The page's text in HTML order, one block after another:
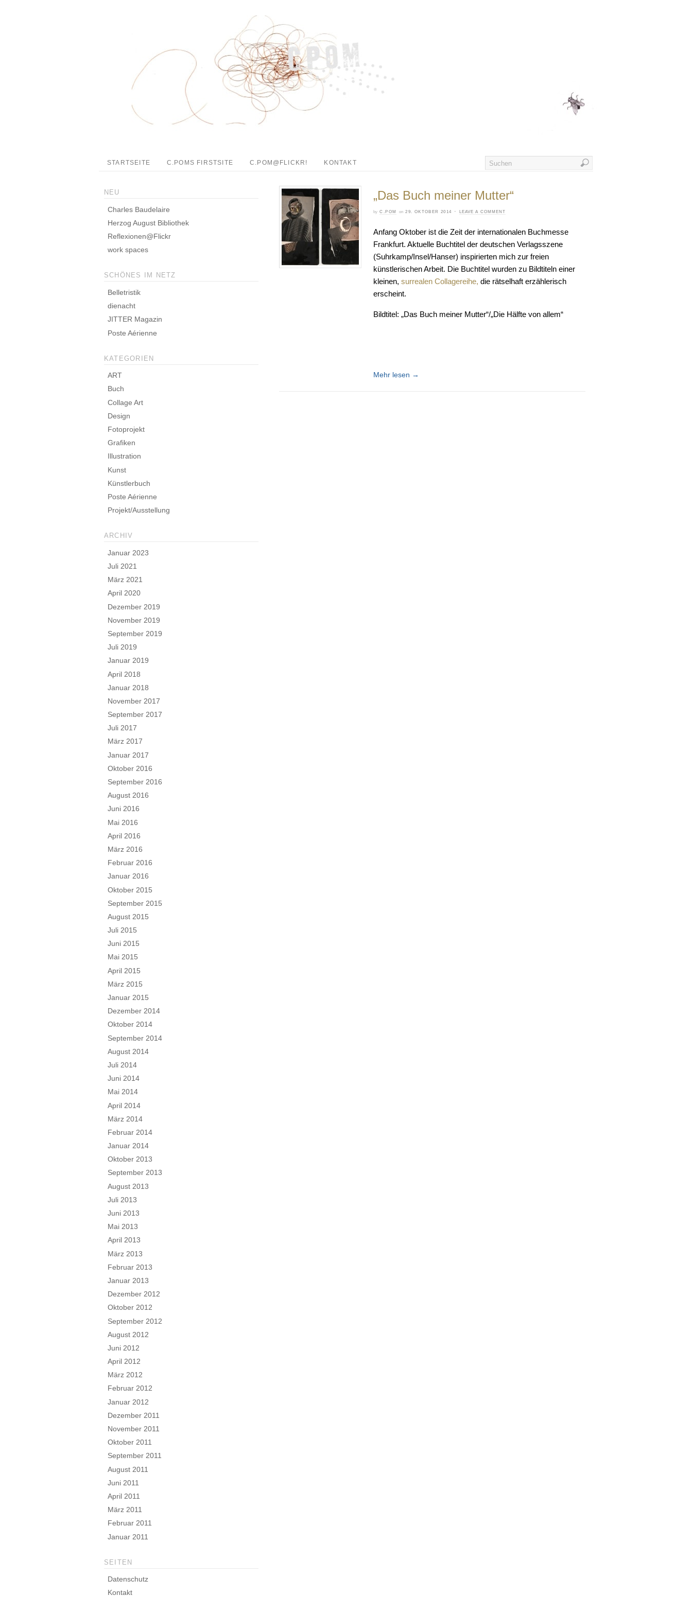
STARTSEITE C.POMS FIRSTSITE C.POM@FLICKR! KONTAKT
„Das Buch meiner Mutter“
by C.POM on 29. OKTOBER 2014 · LEAVE A COMMENT
Anfang Oktober ist die Zeit der internationalen Buchmesse
Frankfurt. Aktuelle Buchtitel der deutschen Verlagsszene
(Suhrkamp/Insel/Hanser) inspirierten mich zur freien
künstlerischen Arbeit. Die Buchtitel wurden zu Bildtiteln einer
kleinen, surrealen Collagereihe, die rätselhaft erzählerisch
erscheint.
Bildtitel: „Das Buch meiner Mutter“/„Die Hälfte von allem“
Mehr lesen →
NEU
Charles Baudelaire
Herzog August Bibliothek
Reflexionen@Flickr
work spaces
SCHÖNES IM NETZ
Belletristik
dienacht
JITTER Magazin
Poste Aérienne
KATEGORIEN
ART
Buch
Collage Art
Design
Fotoprojekt
Grafiken
Illustration
Kunst
Künstlerbuch
Poste Aérienne
Projekt/Ausstellung
ARCHIV
Januar 2023
Juli 2021
März 2021
April 2020
Dezember 2019
November 2019
September 2019
Juli 2019
Januar 2019
April 2018
Januar 2018
November 2017
September 2017
Juli 2017
März 2017
Januar 2017
Oktober 2016
September 2016
August 2016
Juni 2016
Mai 2016
April 2016
März 2016
Februar 2016
Januar 2016
Oktober 2015
September 2015
August 2015
Juli 2015
Juni 2015
Mai 2015
April 2015
März 2015
Januar 2015
Dezember 2014
Oktober 2014
September 2014
August 2014
Juli 2014
Juni 2014
Mai 2014
April 2014
März 2014
Februar 2014
Januar 2014
Oktober 2013
September 2013
August 2013
Juli 2013
Juni 2013
Mai 2013
April 2013
März 2013
Februar 2013
Januar 2013
Dezember 2012
Oktober 2012
September 2012
August 2012
Juni 2012
April 2012
März 2012
Februar 2012
Januar 2012
Dezember 2011
November 2011
Oktober 2011
September 2011
August 2011
Juni 2011
April 2011
März 2011
Februar 2011
Januar 2011
SEITEN
Datenschutz
Kontakt